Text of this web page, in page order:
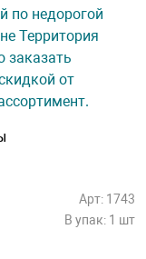
по недорогой
Территория
заказать
от
Арт: 1743
В упак: 1 шт